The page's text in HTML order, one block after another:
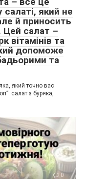
який не
й приносить
Цей салат –
вітамінів та
допоможе
та
який точно вас
салат з буряка,
0